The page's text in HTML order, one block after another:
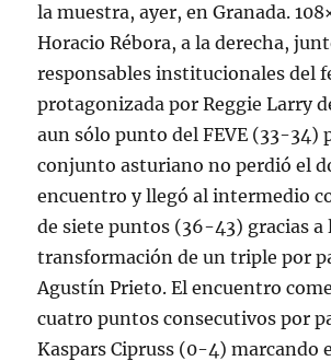
la muestra, ayer, en Granada.
Horacio Rébora, a la derecha,
responsables institucionales del
protagonizada por Reggie Larry
aun sólo punto del FEVE (33-34)
conjunto asturiano no perdió el
encuentro y llegó al intermedio
de siete puntos (36-43) gracias a
transformación de un triple por
Agustín Prieto. El encuentro
cuatro puntos consecutivos por
Kaspars Cipruss (0-4) marcando